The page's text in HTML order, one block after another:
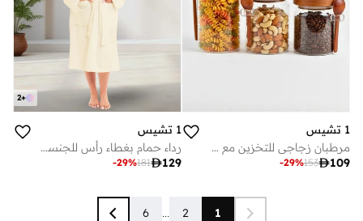
1 تشيس
مرطبان زجاجي للتخزين مع غطاء وملعقة من خشب الأكاسيا - وعاء محكم الإغلاق لحفظ الطعام للقهوة والشاي والسكر والتوابل والأطعمة الجافة - عبوة مطبخ سعة 400 مل / 600 مل / 800 مل
109
153
-29%
+
2
1 تشيس
رداء حمام بغطاء رأس للجنسين، لون فانيليا (صغير/متوسط) - قطن فاخر، قطيفة، وذو قدرة امتصاص عالية، مناسب للبالغين، لون أبيض فاتح، مناسب للمنتجعات الصحية، على طراز الفنادق
129
181
-29%
1
2
...
6